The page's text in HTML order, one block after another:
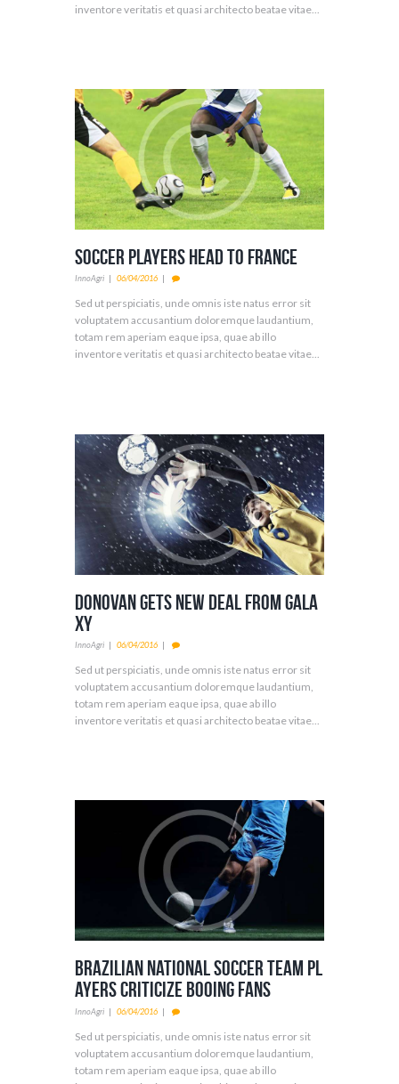
inventore veritatis et quasi architecto beatae vitae...
Soccer Players Head to France
InnoAgri 06/04/2016
Sed ut perspiciatis, unde omnis iste natus error sit
voluptatem accusantium doloremque laudantium,
totam rem aperiam eaque ipsa, quae ab illo
inventore veritatis et quasi architecto beatae vitae...
Donovan Gets New Deal From Gala
xy
InnoAgri 06/04/2016
Sed ut perspiciatis, unde omnis iste natus error sit
voluptatem accusantium doloremque laudantium,
totam rem aperiam eaque ipsa, quae ab illo
inventore veritatis et quasi architecto beatae vitae...
Brazilian National Soccer Team Pl
ayers Criticize Booing Fans
InnoAgri 06/04/2016
Sed ut perspiciatis, unde omnis iste natus error sit
voluptatem accusantium doloremque laudantium,
totam rem aperiam eaque ipsa, quae ab illo